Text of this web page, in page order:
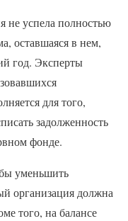
не успела полностью
оставшаяся в нем,
год. Эксперты
для того,
задолженность
фонде.
уменьшить
организация должна
того, на балансе